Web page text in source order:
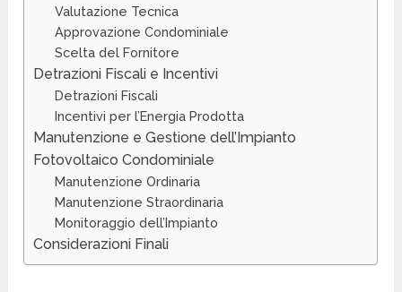
Valutazione Tecnica
Approvazione Condominiale
Scelta del Fornitore
Detrazioni Fiscali e Incentivi
Detrazioni Fiscali
Incentivi per l’Energia Prodotta
Manutenzione e Gestione dell’Impianto
Fotovoltaico Condominiale
Manutenzione Ordinaria
Manutenzione Straordinaria
Monitoraggio dell’Impianto
Considerazioni Finali